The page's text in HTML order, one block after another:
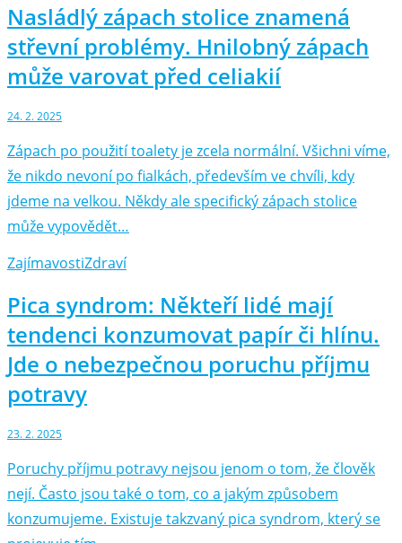
Nasládlý zápach stolice znamená
střevní problémy. Hnilobný zápach
může varovat před celiakií
24. 2. 2025
Zápach po použití toalety je zcela normální. Všichni víme,
že nikdo nevoní po fialkách, především ve chvíli, kdy
jdeme na velkou. Někdy ale specifický zápach stolice
může vypovědět…
ZajímavostiZdraví
Pica syndrom: Někteří lidé mají
tendenci konzumovat papír či hlínu.
Jde o nebezpečnou poruchu příjmu
potravy
23. 2. 2025
Poruchy příjmu potravy nejsou jenom o tom, že člověk
nejí. Často jsou také o tom, co a jakým způsobem
konzumujeme. Existuje takzvaný pica syndrom, který se